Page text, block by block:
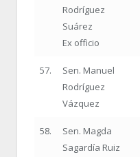
Rodríguez
Suárez
Ex officio
57.
Sen. Manuel
Rodríguez
Vázquez
58.
Sen. Magda
Sagardía Ruiz